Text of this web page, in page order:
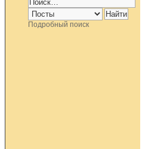
Подробный поиск